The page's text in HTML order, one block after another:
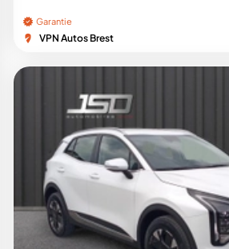
Garantie
VPN Autos Brest